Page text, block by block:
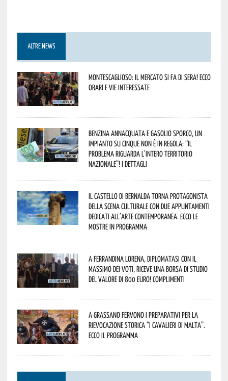
ALTRE NEWS
Montescaglioso: il mercato si fa di sera! Ecco
orari e vie interessate
Benzina annacquata e gasolio sporco, un
impianto su cinque non è in regola: “il
problema riguarda l’intero territorio
Nazionale”! I dettagli
Il Castello di Bernalda torna protagonista
della scena culturale con due appuntamenti
dedicati all’arte contemporanea. Ecco le
mostre in programma
A Ferrandina Lorena, diplomatasi con il
massimo dei voti, riceve una borsa di studio
del valore di 800 euro! Complimenti
A Grassano fervono i preparativi per la
Rievocazione Storica “I CAVALIERI DI MALTA”.
Ecco il programma